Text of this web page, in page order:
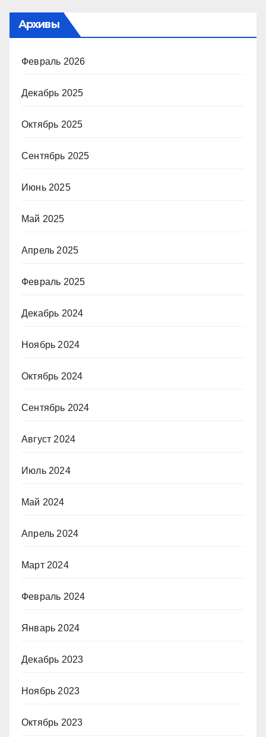
Архивы
Февраль 2026
Декабрь 2025
Октябрь 2025
Сентябрь 2025
Июнь 2025
Май 2025
Апрель 2025
Февраль 2025
Декабрь 2024
Ноябрь 2024
Октябрь 2024
Сентябрь 2024
Август 2024
Июль 2024
Май 2024
Апрель 2024
Март 2024
Февраль 2024
Январь 2024
Декабрь 2023
Ноябрь 2023
Октябрь 2023